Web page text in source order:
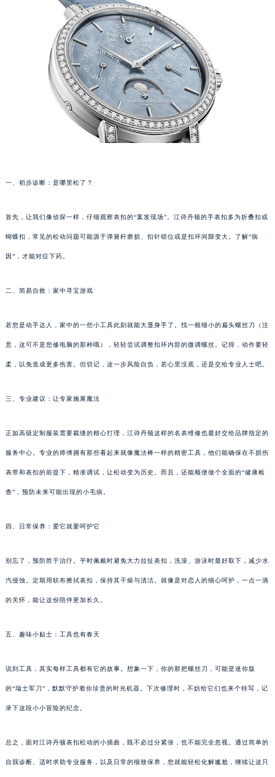
一、初步诊断：是哪里松了？
首先，让我们像侦探一样，仔细观察表扣的“案发现场”。江诗丹顿的手表扣多为折叠扣或
蝴蝶扣，常见的松动问题可能源于弹簧杆磨损、扣针错位或是扣环间隙变大。了解“病
因”，才能对症下药。
二、简易自救：家中寻宝游戏
若您是动手达人，家中的一些小工具此刻就能大显身手了。找一根细小的扁头螺丝刀（注
意，这可不是您修电脑的那种哦），轻轻尝试调整扣环内部的微调螺丝。记得，动作要轻
柔，以免造成更多伤害。但切记，这一步风险自负，若心里没底，还是交给专业人士吧。
三、专业建议：让专家施展魔法
正如高级定制服装需要裁缝的精心打理，江诗丹顿这样的名表维修也最好交给品牌指定的
服务中心。专业的师傅拥有那些看起来就像魔法棒一样的精密工具，他们能确保在不损伤
表带和表扣的前提下，精准调试，让松动变为历史。而且，还能顺便做个全面的“健康检
查”，预防未来可能出现的小毛病。
四、日常保养：爱它就要呵护它
别忘了，预防胜于治疗。平时佩戴时避免大力拉扯表扣，洗澡、游泳时最好取下，减少水
汽侵蚀。定期用软布擦拭表扣，保持其干燥与清洁。就像是对恋人的细心呵护，一点一滴
的关怀，能让这份陪伴更加长久。
五、趣味小贴士：工具也有春天
说到工具，其实每样工具都有它的故事。想象一下，你的那把螺丝刀，可能是迷你版
的“瑞士军刀”，默默守护着你珍贵的时光机器。下次修理时，不妨给它们也来个特写，记
录下这段小小冒险的纪念。
总之，面对江诗丹顿表扣松动的小插曲，既不必过分紧张，也不能完全忽视。通过简单的
自我诊断、适时求助专业服务，以及日常的细致保养，您就能轻松化解尴尬，继续让这只